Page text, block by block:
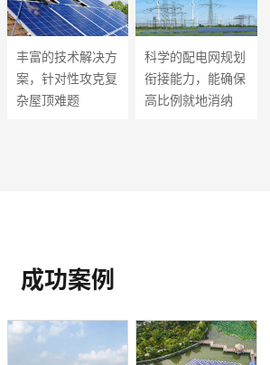
丰富的技术解决方
案，针对性攻克复
杂屋顶难题
科学的配电网规划
衔接能力，能确保
高比例就地消纳
成功案例